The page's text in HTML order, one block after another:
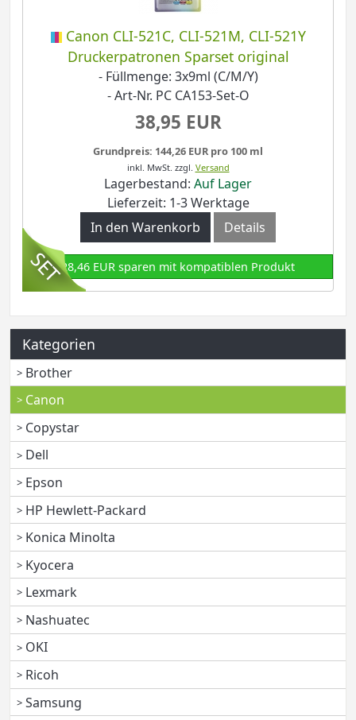
Canon CLI-521C, CLI-521M, CLI-521Y
Druckerpatronen Sparset original
- Füllmenge: 3x9ml (C/M/Y)
- Art-Nr. PC CA153-Set-O
38,95 EUR
Grundpreis: 144,26 EUR pro 100 ml
inkl. MwSt. zzgl. Versand
Lagerbestand: Auf Lager
Lieferzeit: 1-3 Werktage
In den Warenkorb
Details
28,46 EUR sparen mit kompatiblen Produkt
Kategorien
Brother
Canon
Copystar
Dell
Epson
HP Hewlett-Packard
Konica Minolta
Kyocera
Lexmark
Nashuatec
OKI
Ricoh
Samsung